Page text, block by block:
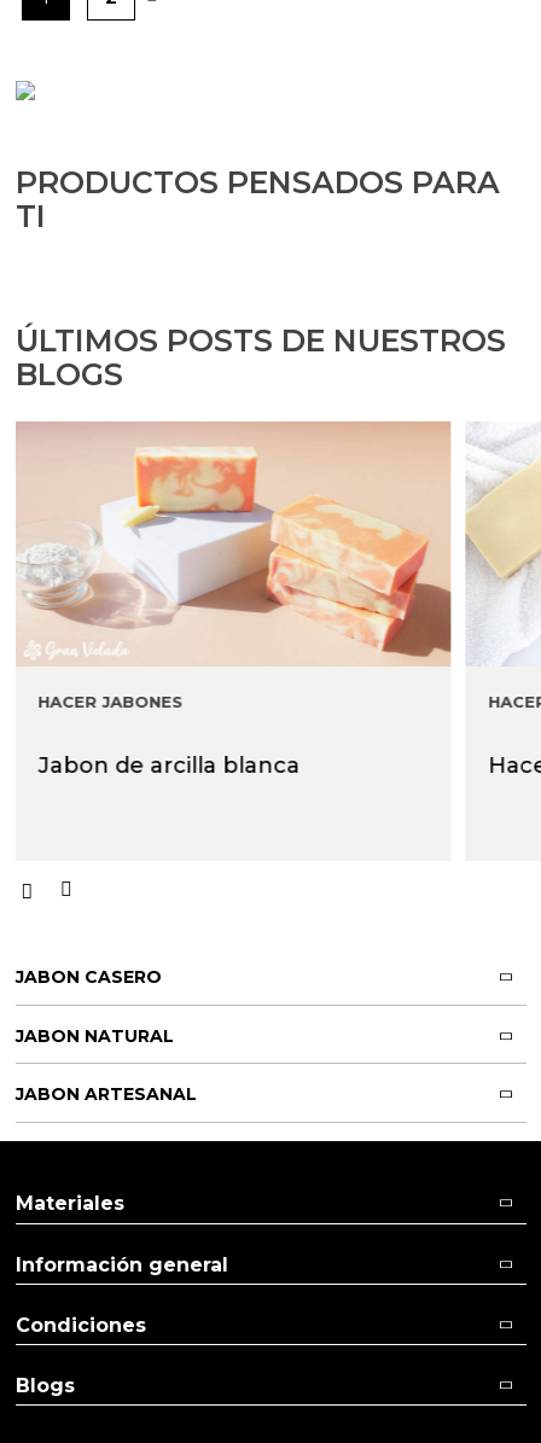
PRODUCTOS PENSADOS PARA
TI
ÚLTIMOS POSTS DE NUESTROS
BLOGS
HACER JABONES
Jabon de arcilla blanca
JABON CASERO
JABON NATURAL
JABON ARTESANAL
Materiales
Información general
Condiciones
Blogs